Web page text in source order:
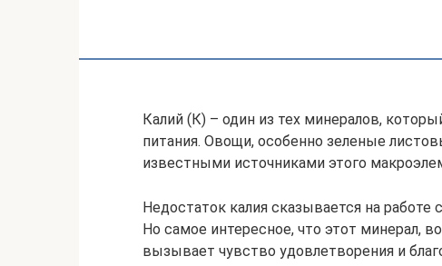
Калий (К) – один из тех минералов,
питания. Овощи, особенно зеленые
известными источниками этого
Недостаток калия сказывается на
Но самое интересное, что этот минерал,
вызывает чувство удовлетворения и